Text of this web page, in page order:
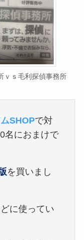
ｖｓ毛利探偵事務所
SHOPで対
名におまけで
を買いまし
に使ってい